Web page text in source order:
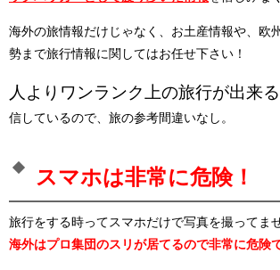
海外の旅情報だけじゃなく、お土産情報や、欧
勢まで旅行情報に関してはお任せ下さい！
人よりワンランク上の旅行が出来
信しているので、旅の参考間違いなし。
スマホは非常に危険！
旅行をする時ってスマホだけで写真を撮ってま
海外はプロ集団のスリが居てるので非常に危険